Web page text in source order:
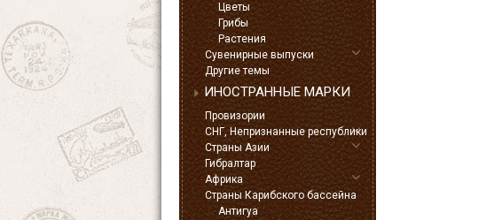
Цветы
Грибы
Растения
Сувенирные выпуски
Другие темы
ИНОСТРАННЫЕ МАРКИ
Провизории
СНГ, Непризнанные республики
Страны Азии
Гибралтар
Африка
Страны Карибского бассейна
Антигуа